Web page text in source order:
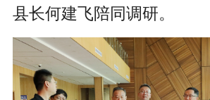
县长何建飞陪同调研。